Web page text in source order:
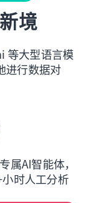
境
等大型语言模
进行数据对
属AI智能体，
时人工分析